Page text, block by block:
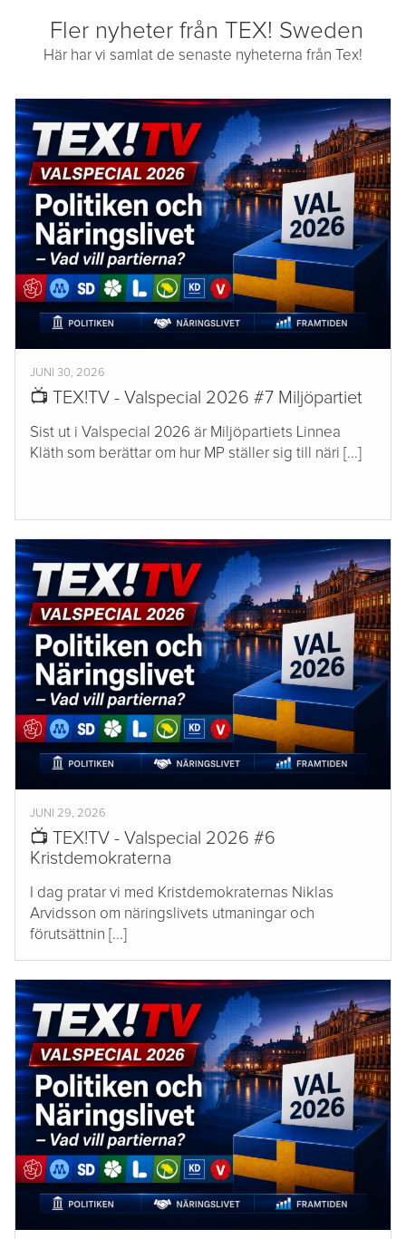
Fler nyheter från TEX! Sweden
Här har vi samlat de senaste nyheterna från Tex!
JUNI 30, 2026
📺 TEX!TV - Valspecial 2026 #7 Miljöpartiet
Sist ut i Valspecial 2026 är Miljöpartiets Linnea
Kläth som berättar om hur MP ställer sig till näri [...]
JUNI 29, 2026
📺 TEX!TV - Valspecial 2026 #6
Kristdemokraterna
I dag pratar vi med Kristdemokraternas Niklas
Arvidsson om näringslivets utmaningar och
förutsättnin [...]